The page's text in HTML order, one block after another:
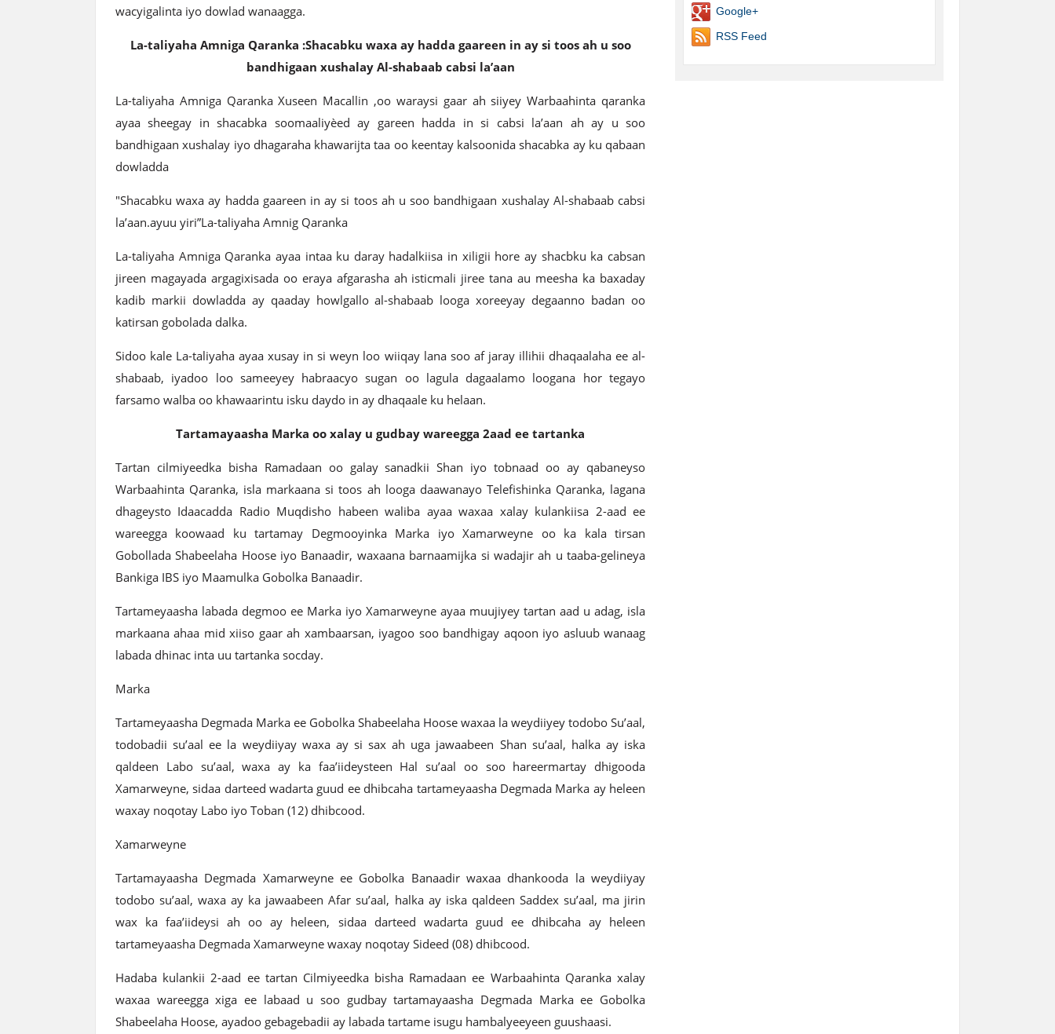
wacyigalinta iyo dowlad wanaagga.
La-taliyaha Amniga Qaranka :Shacabku waxa ay hadda gaareen in ay si toos ah u soo
bandhigaan xushalay Al-shabaab cabsi la’aan
La-taliyaha Amniga Qaranka Xuseen Macallin ,oo waraysi gaar ah siiyey Warbaahinta qaranka
ayaa sheegay in shacabka soomaaliyèed ay gareen hadda in si cabsi la’aan ah ay u soo
bandhigaan xushalay iyo dhagaraha khawarijta taa oo keentay kalsoonida shacabka ay ku qabaan
dowladda
"Shacabku waxa ay hadda gaareen in ay si toos ah u soo bandhigaan xushalay Al-shabaab cabsi
la’aan.ayuu yiri”La-taliyaha Amnig Qaranka
La-taliyaha Amniga Qaranka ayaa intaa ku daray hadalkiisa in xiligii hore ay shacbku ka cabsan
jireen magayada argagixisada oo eraya afgarasha ah isticmali jiree tana au meesha ka baxaday
kadib markii dowladda ay qaaday howlgallo al-shabaab looga xoreeyay degaanno badan oo
katirsan gobolada dalka.
Sidoo kale La-taliyaha ayaa xusay in si weyn loo wiiqay lana soo af jaray illihii dhaqaalaha ee al-
shabaab, iyadoo loo sameeyey habraacyo sugan oo lagula dagaalamo loogana hor tegayo
farsamo walba oo khawaarintu isku daydo in ay dhaqaale ku helaan.
Tartamayaasha Marka oo xalay u gudbay wareegga 2aad ee tartanka
Tartan cilmiyeedka bisha Ramadaan oo galay sanadkii Shan iyo tobnaad oo ay qabaneyso
Warbaahinta Qaranka, isla markaana si toos ah looga daawanayo Telefishinka Qaranka, lagana
dhageysto Idaacadda Radio Muqdisho habeen waliba ayaa waxaa xalay kulankiisa 2-aad ee
wareegga koowaad ku tartamay Degmooyinka Marka iyo Xamarweyne oo ka kala tirsan
Gobollada Shabeelaha Hoose iyo Banaadir, waxaana barnaamijka si wadajir ah u taaba-gelineya
Bankiga IBS iyo Maamulka Gobolka Banaadir.
Tartameyaasha labada degmoo ee Marka iyo Xamarweyne ayaa muujiyey tartan aad u adag, isla
markaana ahaa mid xiiso gaar ah xambaarsan, iyagoo soo bandhigay aqoon iyo asluub wanaag
labada dhinac inta uu tartanka socday.
Marka
Tartameyaasha Degmada Marka ee Gobolka Shabeelaha Hoose waxaa la weydiiyey todobo Su’aal,
todobadii su’aal ee la weydiiyay waxa ay si sax ah uga jawaabeen Shan su’aal, halka ay iska
qaldeen Labo su’aal, waxa ay ka faa’iideysteen Hal su’aal oo soo hareermartay dhigooda
Xamarweyne, sidaa darteed wadarta guud ee dhibcaha tartameyaasha Degmada Marka ay heleen
waxay noqotay Labo iyo Toban (12) dhibcood.
Xamarweyne
Tartamayaasha Degmada Xamarweyne ee Gobolka Banaadir waxaa dhankooda la weydiiyay
todobo su’aal, waxa ay ka jawaabeen Afar su’aal, halka ay iska qaldeen Saddex su’aal, ma jirin
wax ka faa’iideysi ah oo ay heleen, sidaa darteed wadarta guud ee dhibcaha ay heleen
tartameyaasha Degmada Xamarweyne waxay noqotay Sideed (08) dhibcood.
Hadaba kulankii 2-aad ee tartan Cilmiyeedka bisha Ramadaan ee Warbaahinta Qaranka xalay
waxaa wareegga xiga ee labaad u soo gudbay tartamayaasha Degmada Marka ee Gobolka
Shabeelaha Hoose, ayadoo gebagebadii ay labada tartame isugu hambalyeeyeen guushaasi.
Google+
RSS Feed